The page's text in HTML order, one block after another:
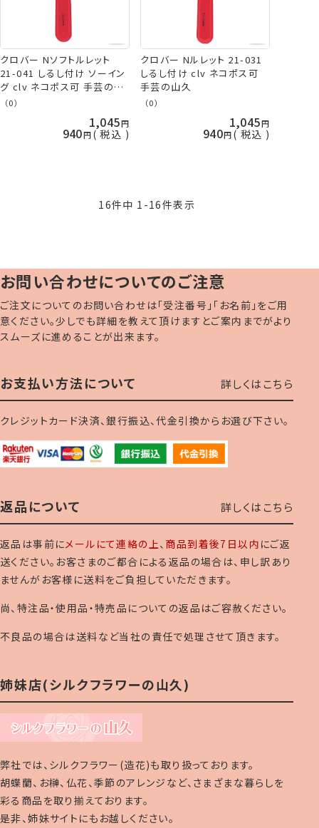
クロバー Nソフトルレット
21-041 しるし付け ソーイン
グ clv ネコポス可 手芸の山
久
（0）
1,045
940 税込
クロバー Nルレット 21-031
しるし付け clv ネコポス可
手芸の山久
（0）
1,045
940 税込
16件中 1 -16件表示
お問い合わせについてのご注意
ご注文についてのお問い合わせは「受注番号」「お名前」をご用
意ください。少しでも詳細を教えて頂けますとご案内までがより
スムーズに進めることが出来ます。
お支払い方法について 詳しくはこちら
クレジットカード決済、銀行振込、代金引換からお選び下さい。
返品について 詳しくはこちら
返品は事前にメールにて連絡の上、 商品到着後7日以内 にご返
送ください。お客さまのご都合による返品の場合は、申し訳あり
ませんがお客様に送料をご負担していただきます。
尚、特注品・使用品・特売品についての返品はご容赦ください。
不良品の場合は送料など当社の責任で処理させて頂きます。
姉妹店(シルクフラワーの山久)
弊社では、シルクフラワー(造花)も取り扱っております。
胡蝶蘭、お榊、仏花、季節のアレンジなど、さまざまな暮らしを
彩る商品を取り揃えております。
是非、姉妹サイトにもお越しください。